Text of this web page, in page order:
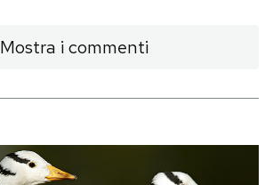
Mostra i commenti